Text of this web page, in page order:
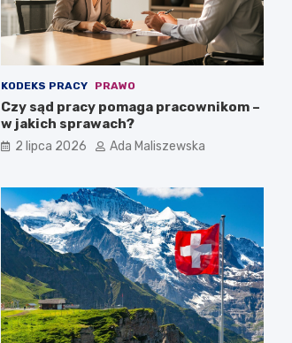
KODEKS PRACY PRAWO
Czy sąd pracy pomaga pracownikom –
w jakich sprawach?
2 lipca 2026 Ada Maliszewska